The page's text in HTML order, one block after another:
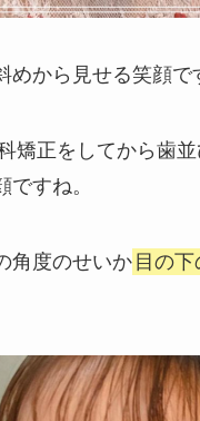
めから見せる笑顔で
矯正をしてから歯
ですね。
角度のせいか 目の下